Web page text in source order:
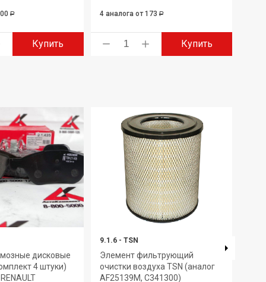
Р
Купить
4 аналога от 173 Р
Купить
дисковые
4 штуки)
9.1.6 - TSN
Элемент фильтрующий
очистки воздуха TSN (аналог
AF25139M, C341300)